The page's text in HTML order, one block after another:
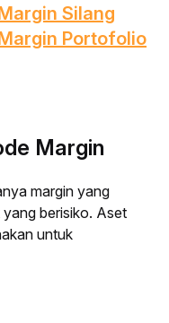
Silang
Portofolio
Margin
margin yang
berisiko. Aset
untuk